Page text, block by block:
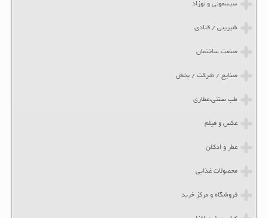
سیسمونی و نوزاد
شیرینی / قنادی
صنعت ساختمان
صنایع / شرکت / پخش
طب سنتی،عطاری
عکس و فیلم
عطر و ادکلن
محصولات غذایی
فروشگاه و مرکز خرید